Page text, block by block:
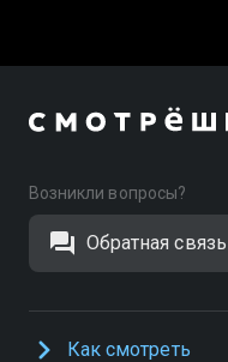
Возникли вопросы?
Обратная связь
Как смотреть